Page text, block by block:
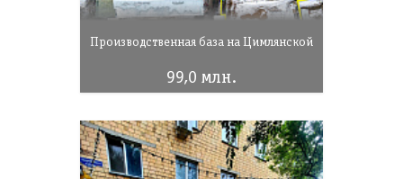
Производственная база на Цимлянской
99,0 млн.